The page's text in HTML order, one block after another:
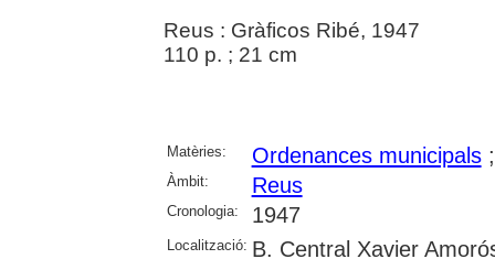
Reus : Gràficos Ribé, 1947
110 p. ; 21 cm
Matèries: Ordenances municipals
Àmbit: Reus
Cronologia: 1947
Localització: B. Central Xavier